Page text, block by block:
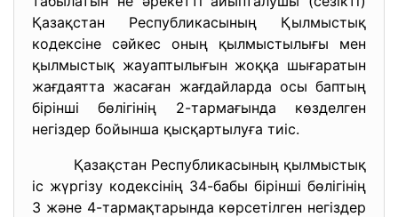
Қазақстан Республикасының Қылмыстық
кодексіне сәйкес оның қылмыстылығы мен
қылмыстық жауаптылығын жоққа шығаратын
жағдаятта жасаған жағдайларда осы баптың
бірінші бөлігінің 2-тармағында көзделген
негіздер бойынша қысқартылуға тиіс.
Қазақстан Республикасының қылмыстық
іс жүргізу кодексінің 34-бабы бірінші бөлігінің
3 және 4-тармақтарында көрсетілген негіздер